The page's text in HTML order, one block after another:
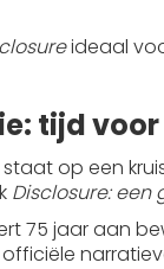
ideaal
tijd
op een
Disclosure:
75 jaar aan